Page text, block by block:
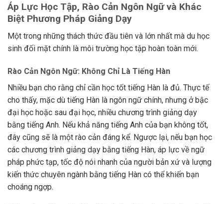
Áp Lực Học Tập, Rào Cản Ngôn Ngữ và Khác
Biệt Phương Pháp Giảng Dạy
Một trong những thách thức đầu tiên và lớn nhất mà du học
sinh đối mặt chính là môi trường học tập hoàn toàn mới.
Rào Cản Ngôn Ngữ: Không Chỉ Là Tiếng Hàn
Nhiều bạn cho rằng chỉ cần học tốt tiếng Hàn là đủ. Thực tế
cho thấy, mặc dù tiếng Hàn là ngôn ngữ chính, nhưng ở bậc
đại học hoặc sau đại học, nhiều chương trình giảng dạy
bằng tiếng Anh. Nếu khả năng tiếng Anh của bạn không tốt,
đây cũng sẽ là một rào cản đáng kể. Ngược lại, nếu bạn học
các chương trình giảng dạy bằng tiếng Hàn, áp lực về ngữ
pháp phức tạp, tốc độ nói nhanh của người bản xứ và lượng
kiến thức chuyên ngành bằng tiếng Hàn có thể khiến bạn
choáng ngợp.